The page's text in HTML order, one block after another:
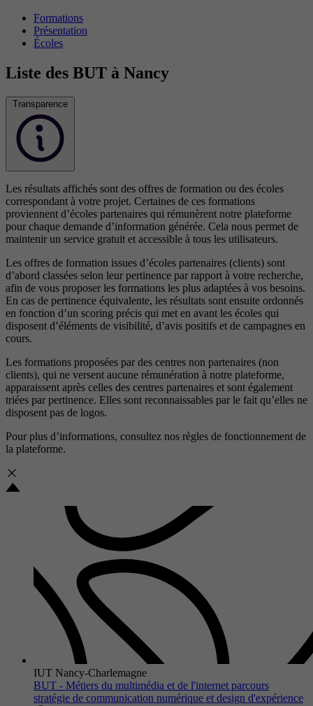
Formations
Présentation
Écoles
Liste des BUT à Nancy
Transparence
Les résultats affichés sont des offres de formation ou des écoles
correspondant à votre projet. Certaines de ces formations
proviennent d’écoles partenaires qui rémunèrent notre plateforme
pour chaque demande d’information générée. Cela nous permet de
maintenir un service gratuit et accessible à tous les utilisateurs.
Les offres de formation issues d’écoles partenaires (clients) sont
d’abord classées selon leur pertinence par rapport à votre recherche,
afin de vous proposer les formations les plus adaptées à vos besoins.
En cas de pertinence équivalente, les résultats sont ensuite ordonnés
en fonction d’un scoring précis qui met en avant les écoles qui
disposent d’éléments de visibilité, d’avis positifs et de campagnes en
cours.
Les formations proposées par des centres non partenaires (non
clients), qui ne versent aucune rémunération à notre plateforme,
apparaissent après celles des centres partenaires et sont également
triées par pertinence. Elles sont reconnaissables par le fait qu’elles ne
disposent pas de logos.
Pour plus d’informations, consultez nos règles de fonctionnement de
la plateforme.
IUT Nancy-Charlemagne
BUT - Métiers du multimédia et de l'internet parcours
stratégie de communication numérique et design d'expérience